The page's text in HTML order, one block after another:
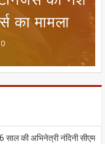
0
का मामला
0
00
0
की अभिनेत्री नंदिनी सीएम